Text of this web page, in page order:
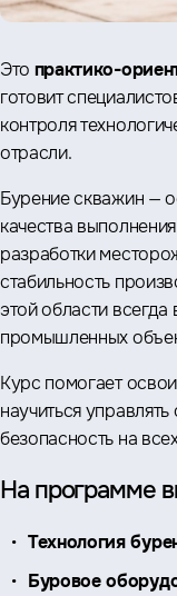
Это практико-
готовит
контроля
отрасли.
Бурение скважин —
качества
разработки
стабильность
этой области
промышленных
Курс помогает
научиться
безопасность на
На программе
Технология
Буровое